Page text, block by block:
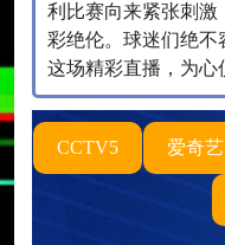
利比赛向来紧张刺激
彩绝伦。球迷们绝不
这场精彩直播，为心
CCTV5 爱奇艺